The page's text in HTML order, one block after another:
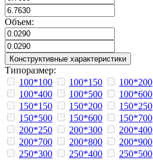
Объем:
Конструктивные характеристики
Типоразмер:
100*100
100*150 100*200
100*400
100*500 100*600
150*150
150*200 150*250
150*500
150*600 150*700
200*250
200*300 200*400
200*700
200*800 200*900
250*300
250*400 250*500